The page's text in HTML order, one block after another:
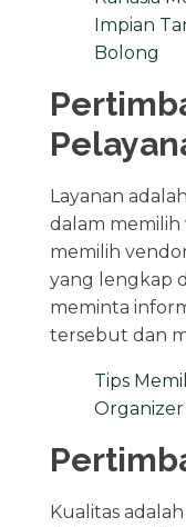
Impian
Bolong
Layanan
dalam memilih
memilih
yang lengkap
meminta
tersebut dan
Tips
Kualitas